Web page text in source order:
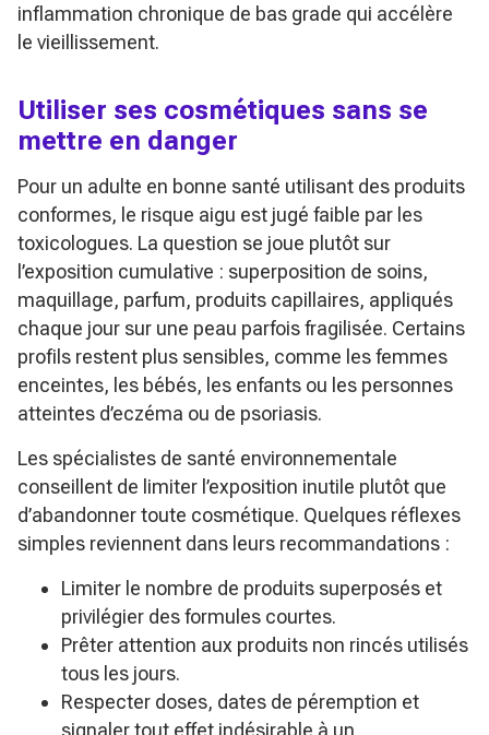
inflammation chronique de bas grade qui accélère
le vieillissement.
Utiliser ses cosmétiques sans se
mettre en danger
Pour un adulte en bonne santé utilisant des produits
conformes, le risque aigu est jugé faible par les
toxicologues. La question se joue plutôt sur
l’exposition cumulative : superposition de soins,
maquillage, parfum, produits capillaires, appliqués
chaque jour sur une peau parfois fragilisée. Certains
profils restent plus sensibles, comme les femmes
enceintes, les bébés, les enfants ou les personnes
atteintes d’eczéma ou de psoriasis.
Les spécialistes de santé environnementale
conseillent de limiter l’exposition inutile plutôt que
d’abandonner toute cosmétique. Quelques réflexes
simples reviennent dans leurs recommandations :
Limiter le nombre de produits superposés et
privilégier des formules courtes.
Prêter attention aux produits non rincés utilisés
tous les jours.
Respecter doses, dates de péremption et
signaler tout effet indésirable à un